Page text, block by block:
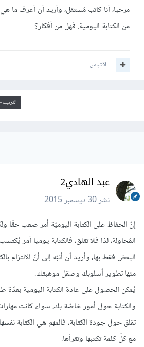
مرحبا، أنا كاتب مُستقل، وأريد أن أعرف ما
من الكتابة اليومية. فهل من أفكار؟
اقتباس
الترتيب
عبد الهادي2
نشر30 ديسمبر 2015
إنّ الحفاظ على الكتابة اليوميّة أمر صعب حقّا
المُحاولة، لذا فلا تقلق، فالكتابة يوميا أمر
البعض فقط بها، وأريد أن أنبّه إلى أنّ الالتزام
منها تطوير أسلوبك وصقل موهبتك.
يُمكن الحصول على عادة الكتابة اليومية بعدّة
والكتابة حول أمور خاصّة بك، سواء كانت
تقلق حول جودة الكتابة، فالمهم هي الكتابة
مع كلّ كلمة تكتبها وتقرأها.